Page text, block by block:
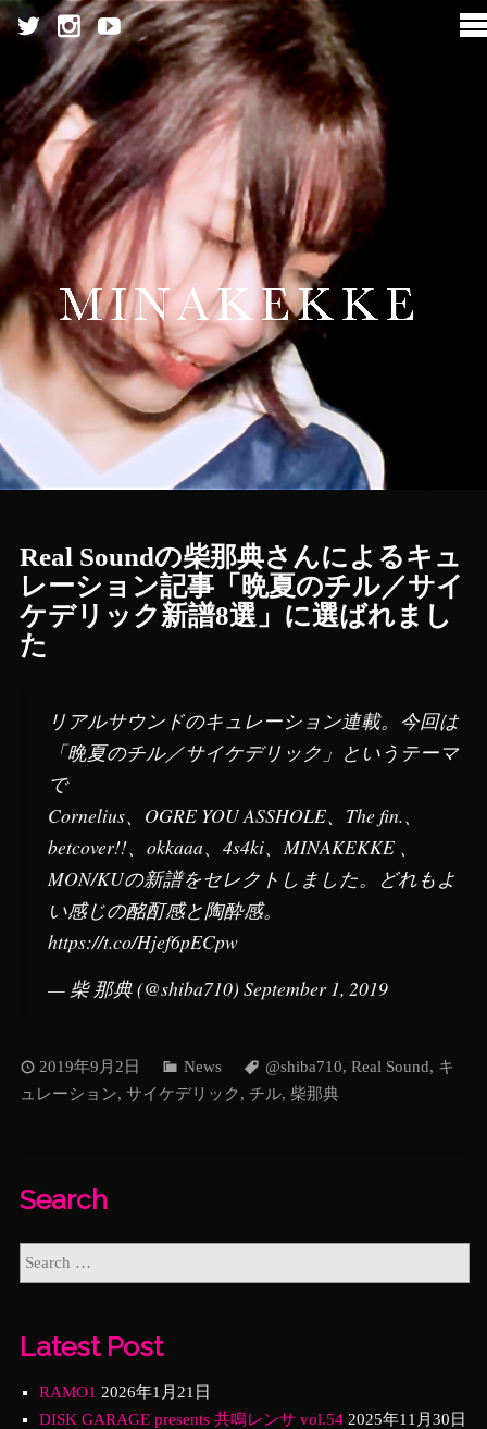
Real Soundの柴那典さんによるキュ
レーション記事「晩夏のチル／サイ
ケデリック新譜8選」に選ばれまし
た
リアルサウンドのキュレーション連載。今回は
「晩夏のチル／サイケデリック」というテーマ
で
Cornelius、OGRE YOU ASSHOLE、The fin.、
betcover!!、okkaaa、4s4ki、MINAKEKKE 、
MON/KUの新譜をセレクトしました。どれもよ
い感じの酩酊感と陶酔感。
https://t.co/Hjef6pECpw
— 柴 那典 (@shiba710)September 1, 2019
2019年9月2日 News @shiba710, Real Sound, キ
ュレーション, サイケデリック , チル, 柴那典
Search
Latest Post
RAMO1 2026年1月21日
DISK GARAGE presents 共鳴レンサ vol.54 2025年11月30日